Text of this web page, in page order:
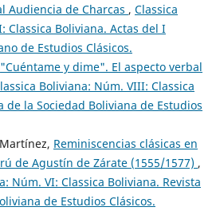
Audiencia de Charcas , Classica
Classica Boliviana. Actas del I
de Estudios Clásicos.
"Cuéntame y dime". El aspecto verbal
Boliviana: Núm. VIII: Classica
de la Sociedad Boliviana de Estudios
Reminiscencias clásicas en
de Agustín de Zárate (1555/1577) ,
Núm. VI: Classica Boliviana. Revista
de Estudios Clásicos.